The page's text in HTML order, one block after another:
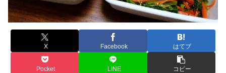
X Facebook はてブ
Pocket LINE コピー